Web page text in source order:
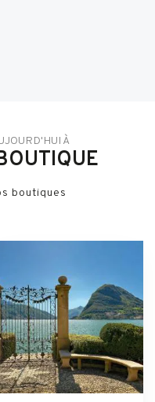
À
boutiques